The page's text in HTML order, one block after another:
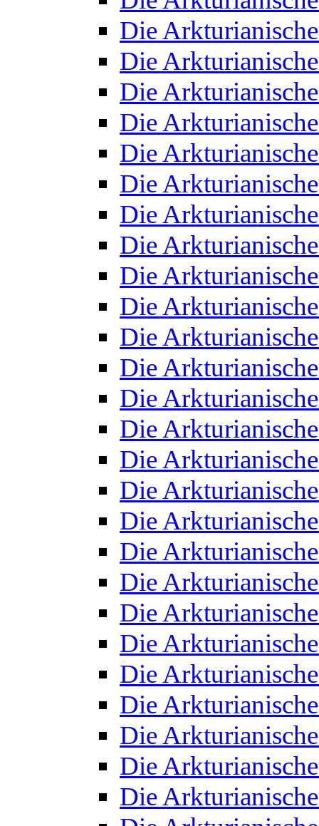
Die
Die
Die
Die
Die
Die
Die
Die
Die
Die
Die
Die
Die
Die
Die
Die
Die
Die
Die
Die
Die
Die
Die
Die
Die
Die